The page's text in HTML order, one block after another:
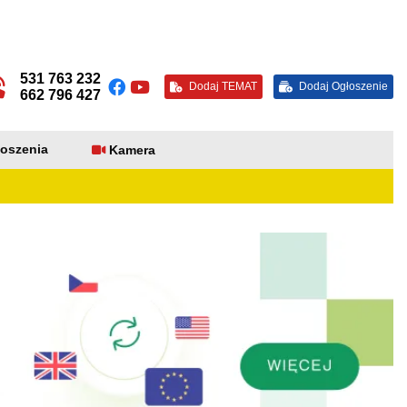
531 763 232
662 796 427
Dodaj TEMAT Dodaj Ogłoszenie
Kamera